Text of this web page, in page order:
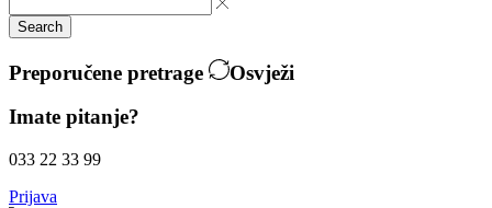
Search
Preporučene pretrage
Osvježi
Imate pitanje?
033 22 33 99
Prijava